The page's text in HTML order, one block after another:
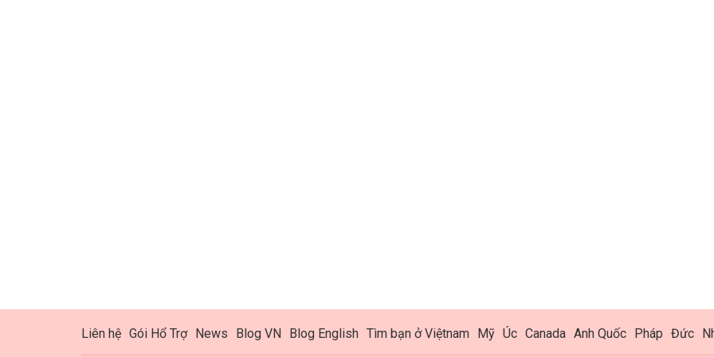
Liên hệ Gói Hổ Trợ News Blog VN Blog English Tìm bạn ở Việtnam Mỹ Úc Canada Anh Quốc Pháp Đức